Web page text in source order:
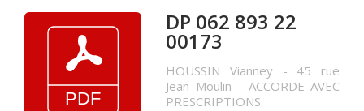
DP 062 893 22
00173
HOUSSIN Vianney - 45 rue
Jean Moulin - ACCORDE AVEC
PRESCRIPTIONS